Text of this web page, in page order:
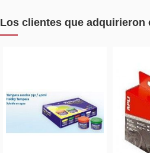
Los clientes que